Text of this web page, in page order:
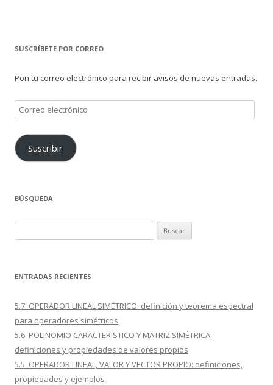
SUSCRÍBETE POR CORREO
Pon tu correo electrónico para recibir avisos de nuevas entradas.
Correo
electrónico
Suscribir
BÚSQUEDA
ENTRADAS RECIENTES
5.7. OPERADOR LINEAL SIMÉTRICO: definición y teorema espectral
para operadores simétricos
5.6. POLINOMIO CARACTERÍSTICO Y MATRIZ SIMÉTRICA:
definiciones y propiedades de valores propios
5.5. OPERADOR LINEAL, VALOR Y VECTOR PROPIO: definiciones,
propiedades y ejemplos